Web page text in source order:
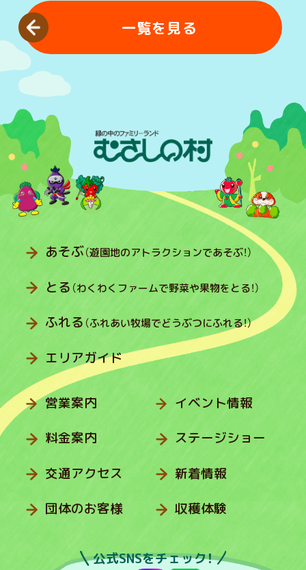
一覧を見る
あそぶ（遊園地のアトラクションであそぶ！）
とる （わくわくファームで野菜や果物をとる！）
ふれる （ふれあい牧場でどうぶつにふれる！）
エリアガイド
営業案内
料金案内
交通アクセス
団体のお客様
イベント情報
ステージショー
新着情報
収穫体験
公式SNSをチェック！